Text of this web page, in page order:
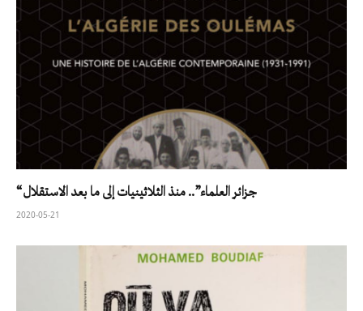
“جزائر العلماء”.. منذ الثلاثينيات إلى ما بعد الاستقلال
2020-05-21